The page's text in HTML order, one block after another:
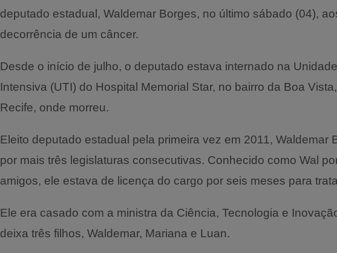
deputado estadual, Waldemar Borges, no último sábado (04),
decorrência de um câncer.
Desde o início de julho, o deputado estava internado na
Intensiva (UTI) do Hospital Memorial Star, no bairro da Boa
Recife, onde morreu.
Eleito deputado estadual pela primeira vez em 2011, Waldemar
por mais três legislaturas consecutivas. Conhecido como Wal
amigos, ele estava de licença do cargo por seis meses para
Ele era casado com a ministra da Ciência, Tecnologia e
deixa três filhos, Waldemar, Mariana e Luan.